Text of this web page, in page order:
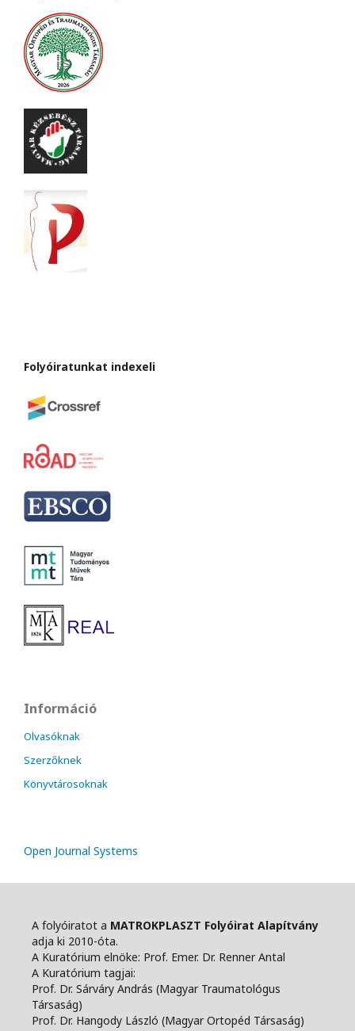
Folyóiratunkat indexeli
Információ
Olvasóknak
Szerzőknek
Könyvtárosoknak
Open Journal Systems
A folyóiratot a MATROKPLASZT Folyóirat Alapítvány
adja ki 2010-óta.
A Kuratórium elnöke: Prof. Emer. Dr. Renner Antal
A Kuratórium tagjai:
Prof. Dr. Sárváry András (Magyar Traumatológus
Társaság)
Prof. Dr. Hangody László (Magyar Ortopéd Társaság)